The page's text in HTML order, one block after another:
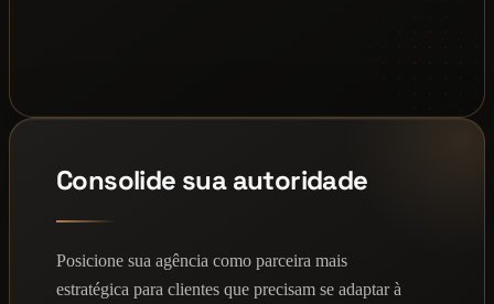
Consolide sua autoridade
Posicione sua agência como parceira mais
estratégica para clientes que precisam se adaptar à